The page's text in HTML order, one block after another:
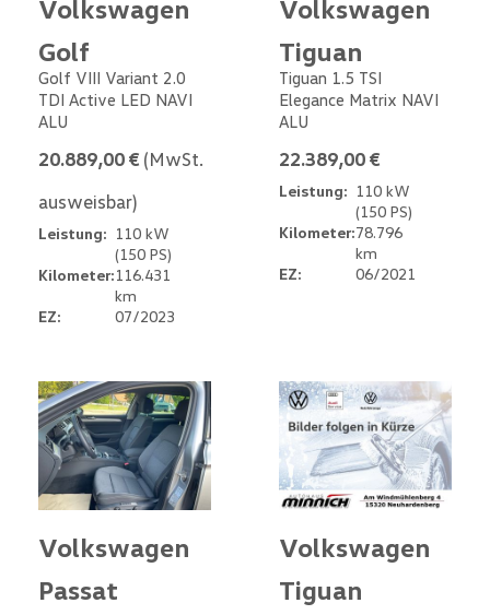
Volkswagen
Golf
Golf VIII Variant 2.0
TDI Active LED NAVI
ALU
20.889,00 € (MwSt.
ausweisbar)
Leistung: 110 kW
(150 PS)
Kilometer:116.431
km
EZ:
07/2023
Volkswagen
Tiguan
Tiguan 1.5 TSI
Elegance Matrix NAVI
ALU
22.389,00 €
Leistung: 110 kW
(150 PS)
Kilometer:78.796
km
EZ:
06/2021
Volkswagen
Passat
Volkswagen
Tiguan